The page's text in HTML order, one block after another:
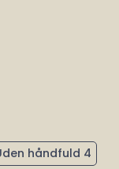
håndfuld 4